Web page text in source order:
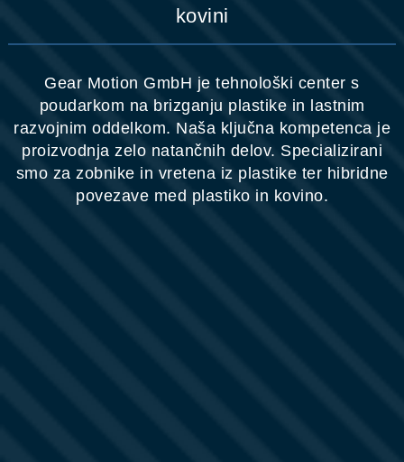
kovini
Gear Motion GmbH je tehnološki center s
poudarkom na brizganju plastike in lastnim
razvojnim oddelkom. Naša ključna kompetenca je
proizvodnja zelo natančnih delov. Specializirani
smo za zobnike in vretena iz plastike ter hibridne
povezave med plastiko in kovino.